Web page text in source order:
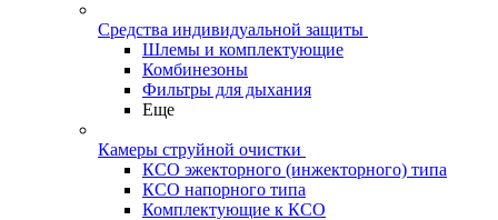
Средства индивидуальной защиты
Шлемы и комплектующие
Комбинезоны
Фильтры для дыхания
Еще
Камеры струйной очистки
КСО эжекторного (инжекторного) типа
КСО напорного типа
Комплектующие к КСО